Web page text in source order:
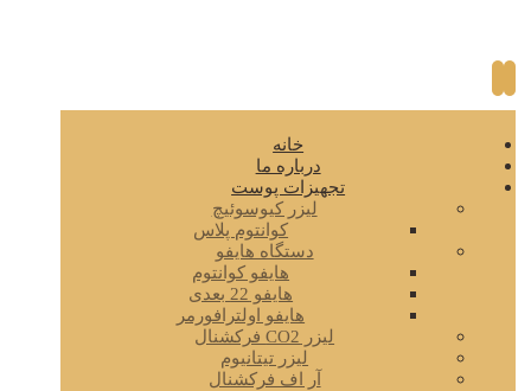
خانه
درباره ما
تجهیزات پوست
لیزر کیوسوئیچ
کوانتوم پلاس
دستگاه هایفو
هایفو کوانتوم
هایفو 22 بعدی
هایفو اولترافورمر
لیزر CO2 فرکشنال
لیزر تیتانیوم
آر اف فرکشنال